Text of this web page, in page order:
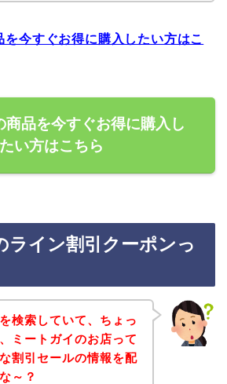
を今すぐお得に購入したい方はこ
商品を今すぐお得に購入し
たい方はこちら
ライン割引クーポンっ
検索していて、ちょっ
ミートガイのお店って
割引セールの情報を配
～？